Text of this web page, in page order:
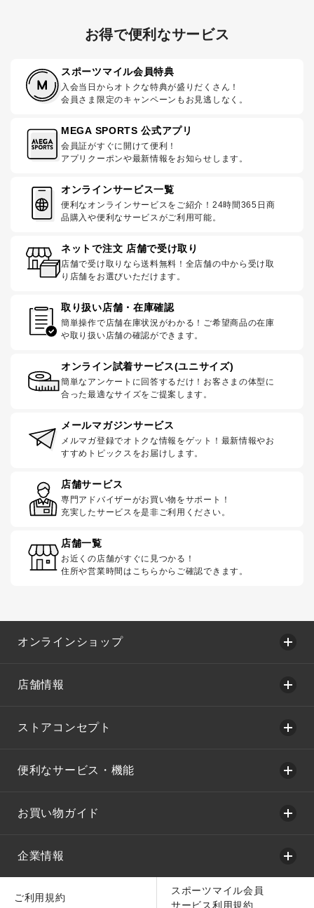
お得で便利なサービス
スポーツマイル会員特典
入会当日からオトクな特典が盛りだくさん！
会員さま限定のキャンペーンもお見逃しなく。
MEGA SPORTS 公式アプリ
会員証がすぐに開けて便利！
アプリクーポンや最新情報をお知らせします。
オンラインサービス一覧
便利なオンラインサービスをご紹介！24時間365日商
品購入や便利なサービスがご利用可能。
ネットで注文 店舗で受け取り
店舗で受け取りなら送料無料！全店舗の中から受け取
り店舗をお選びいただけます。
取り扱い店舗・在庫確認
簡単操作で店舗在庫状況がわかる！ご希望商品の在庫
や取り扱い店舗の確認ができます。
オンライン試着サービス(ユニサイズ)
簡単なアンケートに回答するだけ！お客さまの体型に
合った最適なサイズをご提案します。
メールマガジンサービス
メルマガ登録でオトクな情報をゲット！最新情報やお
すすめトピックスをお届けします。
店舗サービス
専門アドバイザーがお買い物をサポート！
充実したサービスを是非ご利用ください。
店舗一覧
お近くの店舗がすぐに見つかる！
住所や営業時間はこちらからご確認できます。
オンラインショップ
店舗情報
ストアコンセプト
便利なサービス・機能
お買い物ガイド
企業情報
ご利用規約
スポーツマイル会員
サービス利用規約